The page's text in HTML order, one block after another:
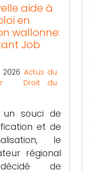
aide à
en
wallonne:
Job
2026 Actus du
Droit du
un souci de
et de
le
régional
de